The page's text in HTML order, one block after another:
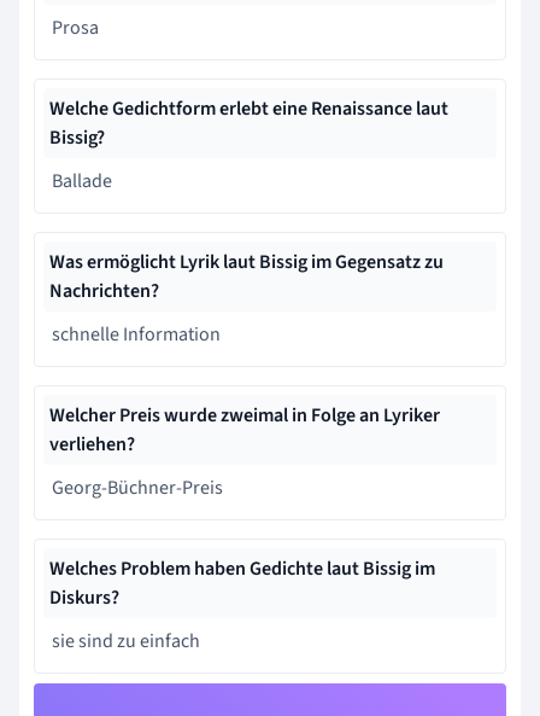
Prosa
Welche Gedichtform erlebt eine Renaissance laut
Bissig?
Ballade
Was ermöglicht Lyrik laut Bissig im Gegensatz zu
Nachrichten?
schnelle Information
Welcher Preis wurde zweimal in Folge an Lyriker
verliehen?
Georg-Büchner-Preis
Welches Problem haben Gedichte laut Bissig im
Diskurs?
sie sind zu einfach